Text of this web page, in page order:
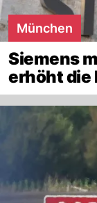
München
Siemens
erhöht die